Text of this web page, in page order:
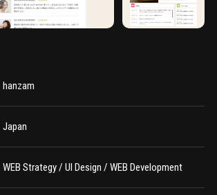
hanzam
Japan
WEB Strategy / UI Design / WEB Development